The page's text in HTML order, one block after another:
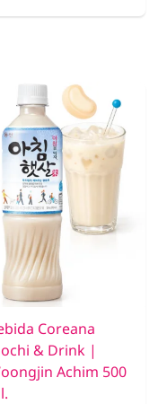
Coreana
& Drink |
Achim 500